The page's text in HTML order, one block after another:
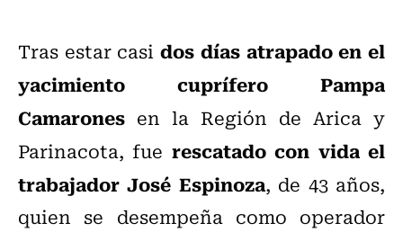
Tras estar casi dos días atrapado en el
yacimiento cuprífero
Pampa
Camarones en la Región de Arica y
Parinacota, fue rescatado con vida el
trabajador José Espinoza, de 43 años,
quien se desempeña como operador